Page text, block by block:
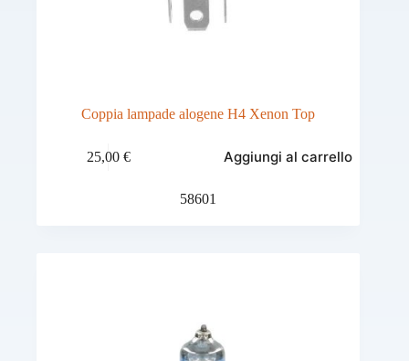
Coppia lampade alogene H4 Xenon Top
25,00 € Aggiungi al carrello
58601